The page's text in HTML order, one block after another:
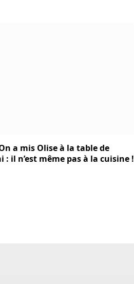
a mis Olise à la table de
: il n’est même pas à la cuisine !